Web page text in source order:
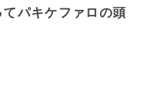
パキケファロの頭